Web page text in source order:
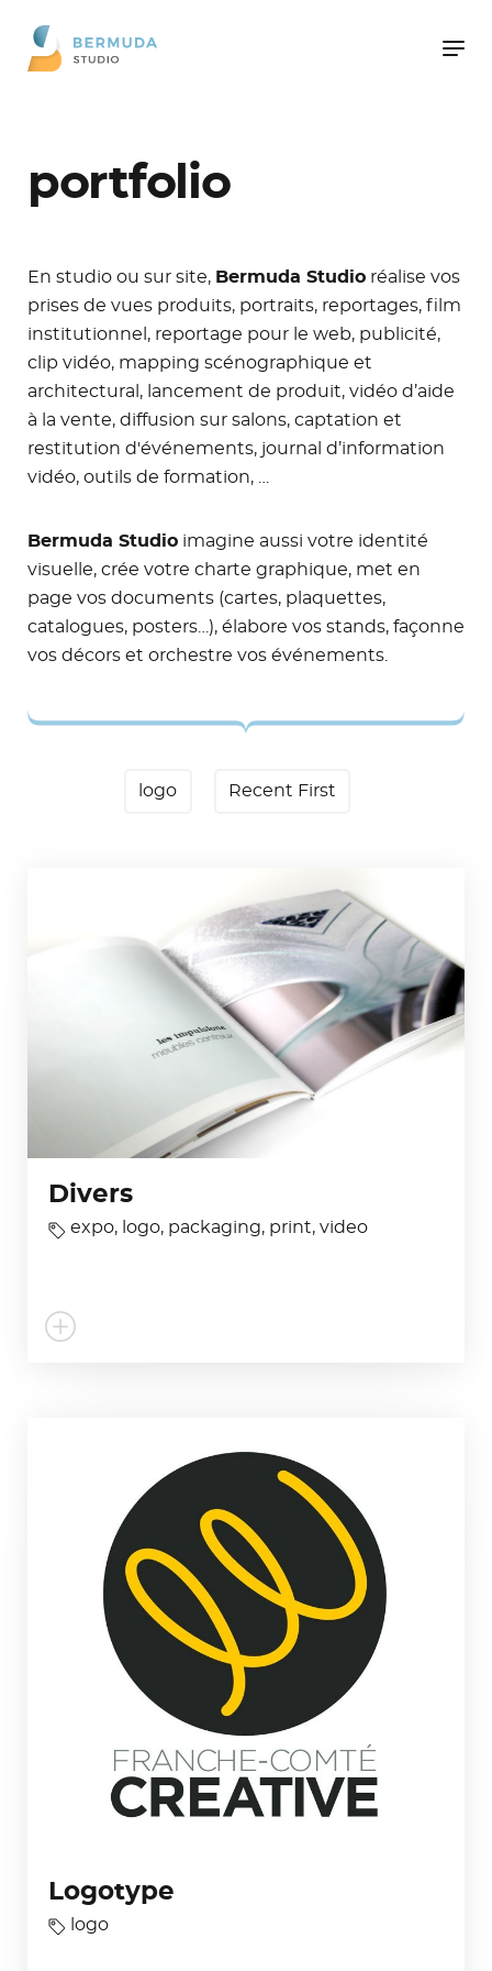
portfolio
En studio ou sur site, Bermuda Studio réalise vos
prises de vues produits, portraits, reportages, film
institutionnel, reportage pour le web, publicité,
clip vidéo, mapping scénographique et
architectural, lancement de produit, vidéo d’aide
à la vente, diffusion sur salons, captation et
restitution d'événements, journal d’information
vidéo, outils de formation, …
Bermuda Studio imagine aussi votre identité
visuelle, crée votre charte graphique, met en
page vos documents (cartes, plaquettes,
catalogues, posters…), élabore vos stands, façonne
vos décors et orchestre vos événements.
logo Recent First
Divers
expo, logo, packaging, print,video
Logotype
logo